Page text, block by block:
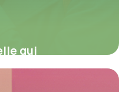
qui
PMR dans tous